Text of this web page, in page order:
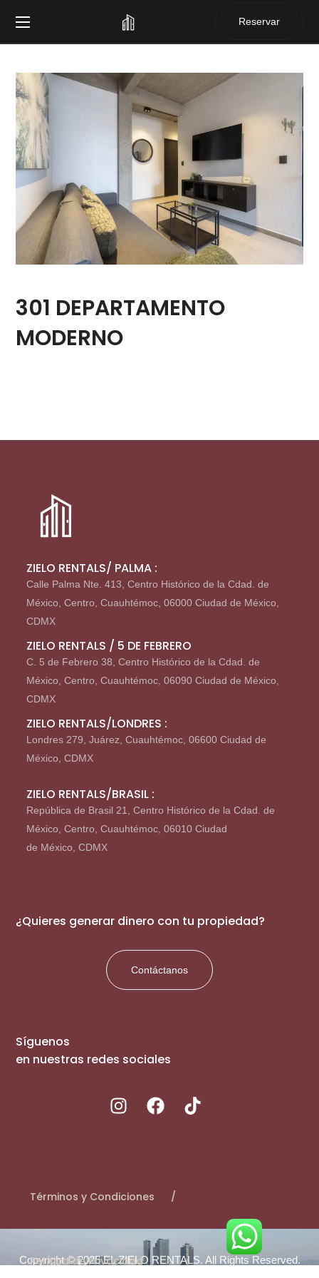
Reservar
301 DEPARTAMENTO
MODERNO
ZIELO RENTALS/ PALMA :
Calle Palma Nte. 413, Centro Histórico de la Cdad. de
México, Centro, Cuauhtémoc, 06000 Ciudad de México,
CDMX
ZIELO RENTALS / 5 DE FEBRERO
C. 5 de Febrero 38, Centro Histórico de la Cdad. de
México, Centro, Cuauhtémoc, 06090 Ciudad de México,
CDMX
ZIELO RENTALS/LONDRES :
Londres 279, Juárez, Cuauhtémoc, 06600 Ciudad de
México, CDMX
ZIELO RENTALS/BRASIL :
República de Brasil 21, Centro Histórico de la Cdad. de
México, Centro, Cuauhtémoc, 06010 Ciudad
de México, CDMX
¿Quieres generar dinero con tu propiedad?
Contáctanos
Síguenos
en nuestras redes sociales
Términos y Condiciones
Política de Privacidad
Copyright © 2025 EL ZIELO RENTALS. All Rights Reserved.